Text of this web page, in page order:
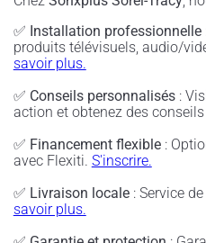
✅ Installation professionnelle
produits télévisuels, audio/
savoir plus.
✅ Conseils personnalisés:
action et obtenez des
✅ Financement flexible:
avec Flexiti. S'inscrire.
✅ Livraison locale: Service
savoir plus.